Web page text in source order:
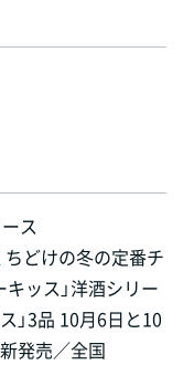
ス
ちどけの冬の定番チ
ッス」洋酒シリー
」3品 10月6日と10
発売／全国